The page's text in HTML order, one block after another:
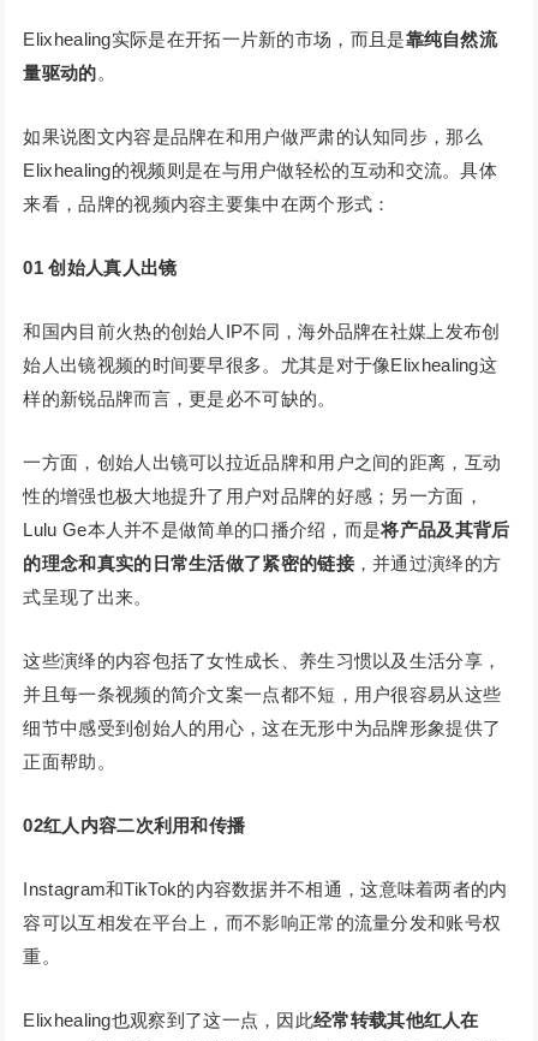
Elixhealing实际是在开拓一片新的市场，而且是靠纯自然流
量驱动的。
如果说图文内容是品牌在和用户做严肃的认知同步，那么
Elixhealing的视频则是在与用户做轻松的互动和交流。具体
来看，品牌的视频内容主要集中在两个形式：
01创始人真人出镜
和国内目前火热的创始人IP不同，海外品牌在社媒上发布创
始人出镜视频的时间要早很多。尤其是对于像Elixhealing这
样的新锐品牌而言，更是必不可缺的。
一方面，创始人出镜可以拉近品牌和用户之间的距离，互动
性的增强也极大地提升了用户对品牌的好感；另一方面，
Lulu Ge本人并不是做简单的口播介绍，而是将产品及其背后
的理念和真实的日常生活做了紧密的链接，并通过演绎的方
式呈现了出来。
这些演绎的内容包括了女性成长、养生习惯以及生活分享，
并且每一条视频的简介文案一点都不短，用户很容易从这些
细节中感受到创始人的用心，这在无形中为品牌形象提供了
正面帮助。
02红人内容二次利用和传播
Instagram和TikTok的内容数据并不相通，这意味着两者的内
容可以互相发在平台上，而不影响正常的流量分发和账号权
重。
Elixhealing也观察到了这一点，因此经常转载其他红人在